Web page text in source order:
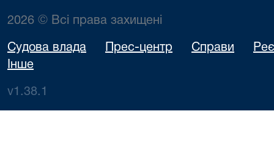
2026 © Всі права захищені
Судова влада Прес-центр Справи
Інше
v1.38.1